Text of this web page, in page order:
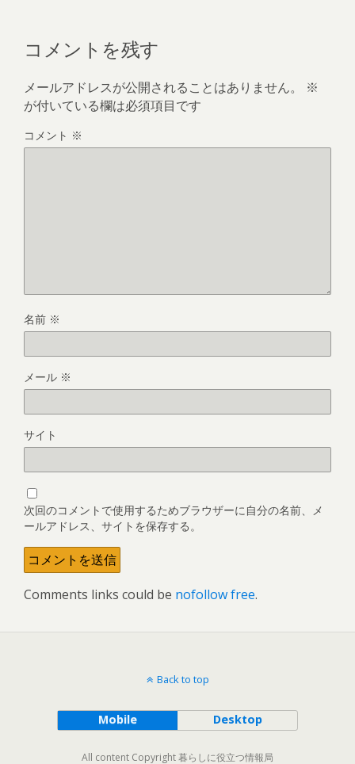
コメントを残す
メールアドレスが公開されることはありません。
※
が付いている欄は必須項目です
コメント ※
名前 ※
メール ※
サイト
次回のコメントで使用するためブラウザーに自分の名前、メ
ールアドレス、サイトを保存する。
Comments links could be nofollow free.
Back to top
Mobile Desktop
All content Copyright 暮らしに役立つ情報局